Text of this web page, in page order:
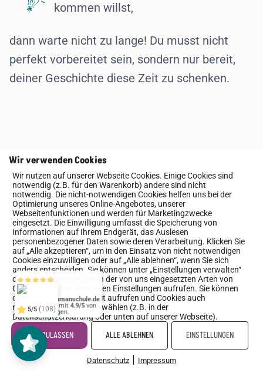
kommen willst,
dann warte nicht zu lange! Du musst nicht
perfekt vorbereitet sein, sondern nur bereit,
deiner Geschichte diese Zeit zu schenken.
Häufige Fragen
Ist die Schreibzeit für Anfänger
oder Fortgeschrittene?
Wie sieht die Unterbringung
genau aus?
Was, wenn ich meine Teilnahme
aufgrund von Krankheit oder
anderen Gründen absagen muss?
Kann bei den Mahlzeiten auf
Wir verwenden Cookies
Wir nutzen auf unserer Webseite Cookies. Einige Cookies sind
notwendig (z.B. für den Warenkorb) andere sind nicht
notwendig. Die nicht-notwendigen Cookies helfen uns bei der
Optimierung unseres Online-Angebotes, unserer
Webseitenfunktionen und werden für Marketingzwecke
eingesetzt. Die Einwilligung umfasst die Speicherung von
Informationen auf Ihrem Endgerät, das Auslesen
personenbezogener Daten sowie deren Verarbeitung. Klicken Sie
auf „Alle akzeptieren“, um in den Einsatz von nicht notwendigen
Cookies einzuwilligen oder auf „Alle ablehnen“, wenn Sie sich
anders entscheiden. Sie können unter „Einstellungen verwalten“
detaillierte Informationen der von uns eingesetzten Arten von
Cookies erhalten und deren Einstellungen aufrufen. Sie können
die Einstellungen jederzeit aufrufen und Cookies auch
nachträglich jederzeit abwählen (z.B. in der
Datenschutzerklärung oder unten auf unserer Webseite).
ALLE ZULASSEN ALLE ABLEHNEN EINSTELLUNGEN
Datenschutz | Impressum
https://www.romanschule.de
5/5 (108)